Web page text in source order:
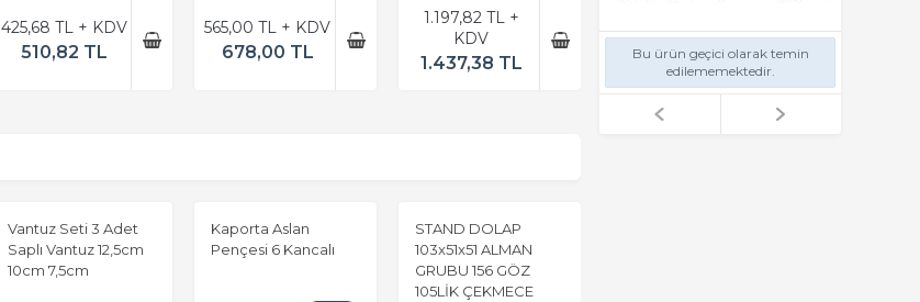
425,68 TL + KDV
510,82 TL
565,00 TL + KDV
678,00 TL
1.197,82 TL +
KDV
1.437,38 TL
Vantuz Seti 3 Adet
Saplı Vantuz 12,5cm
10cm 7,5cm
Kaporta Aslan
Pençesi 6 Kancalı
STAND DOLAP
103x51x51 ALMAN
GRUBU 156 GÖZ
105LİK ÇEKMECE
Bu ürün geçici olarak temin
edilememektedir.